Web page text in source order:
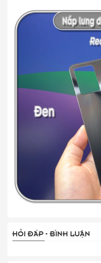
HỎI ĐÁP - BÌNH LUẬN